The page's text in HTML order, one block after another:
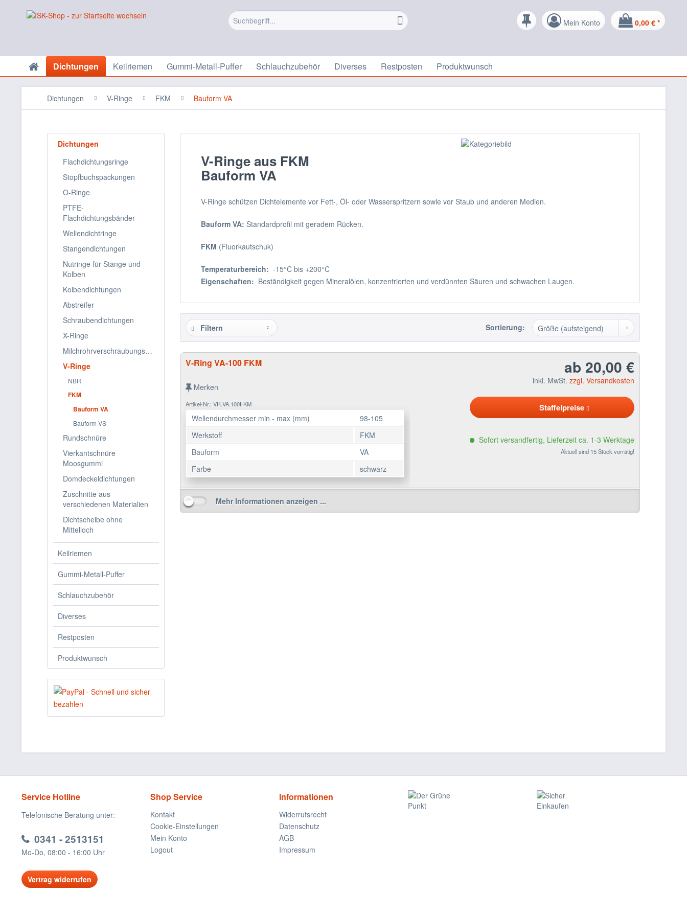
Mein Konto 0,00 € *
Dichtungen Keilriemen Gummi-Metall-Puffer Schlauchzubehör Diverses Restposten Produktwunsch
Dichtungen V-Ringe FKM Bauform VA
Dichtungen
Flachdichtungsringe
Stopfbuchspackungen
O-Ringe
PTFE-
Flachdichtungsbänder
Wellendichtringe
Stangendichtungen
Nutringe für Stange und
Kolben
Kolbendichtungen
Abstreifer
Schraubendichtungen
X-Ringe
Milchrohrverschraubungsringe
V-Ringe
NBR
FKM
Bauform VA
Bauform VS
Rundschnüre
Vierkantschnüre
Moosgummi
Domdeckeldichtungen
Zuschnitte aus
verschiedenen Materialien
Dichtscheibe ohne
Mittelloch
Keilriemen
Gummi-Metall-Puffer
Schlauchzubehör
Diverses
Restposten
Produktwunsch
V-Ringe aus FKM
Bauform VA
V-Ringe schützen Dichtelemente vor Fett-, Öl- oder Wasserspritzern sowie vor Staub und anderen Medien.
Bauform VA: Standardprofil mit geradem Rücken.
FKM (Fluorkautschuk)
Temperaturbereich: -15°C bis +200°C
Eigenschaften: Beständigkeit gegen Mineralölen, konzentrierten und verdünnten Säuren und schwachen Laugen.
Filtern Sortierung:
V-Ring VA-100 FKM
Merken
Artikel-Nr.: VR.VA.100FKM
Wellendurchmesser min - max (mm)
98-105
Werkstoff
FKM
Bauform
VA
Farbe
schwarz
ab 20,00 €
inkl. MwSt. zzgl. Versandkosten
Staffelpreise
Sofort versandfertig, Lieferzeit ca. 1-3 Werktage
Aktuell sind 15 Stück vorrätig!
Mehr Informationen anzeigen ...
Service Hotline
Telefonische Beratung unter:
0341 - 2513151
Mo-Do, 08:00 - 16:00 Uhr
Vertrag widerrufen
Shop Service
Kontakt
Cookie-Einstellungen
Mein Konto
Logout
Informationen
Widerrufsrecht
Datenschutz
AGB
Impressum